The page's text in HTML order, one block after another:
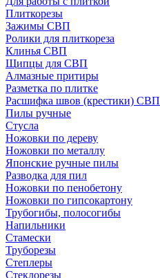
Плиткорезы
Зажимы СВП
Ролики для плиткореза
Клинья СВП
Щипцы для СВП
Алмазные притиры
Разметка по плитке
Расшифка швов (крестики) СВП
Пилы ручные
Стусла
Ножовки по дереву
Ножовки по металлу
Японские ручные пилы
Разводка для пил
Ножовки по пенобетону
Ножовки по гипсокартону
Трубогибы, полосогибы
Напильники
Стамески
Труборезы
Степлеры
Стеклорезы